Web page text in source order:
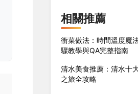
相關推薦
衝菜做法：時間溫度魔
驟教學與QA完整指南
清水美食推薦：清水十
之旅全攻略